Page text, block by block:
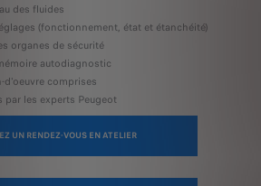
des fluides
(fonctionnement, état et étanchéité)
organes de sécurité
autodiagnostic
d'oeuvre comprises
par les experts Peugeot
UN RENDEZ-VOUS EN ATELIER